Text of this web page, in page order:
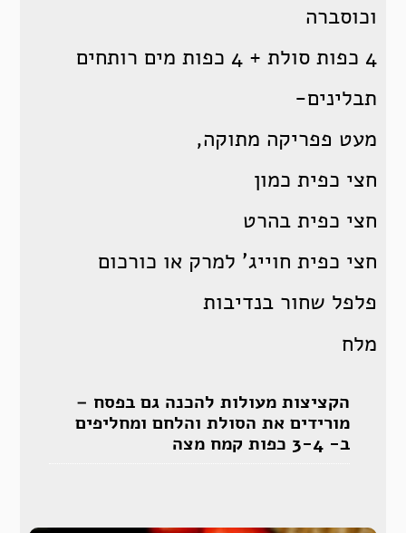
וכוסברה
4 כפות סולת + 4 כפות מים רותחים
תבלינים-
מעט פפריקה מתוקה,
חצי כפית כמון
חצי כפית בהרט
חצי כפית חוייג’ למרק או כורכום
פלפל שחור בנדיבות
מלח
הקציצות מעולות להכנה גם בפסח –
מורידים את הסולת והלחם ומחליפים
ב- 3-4 כפות קמח מצה